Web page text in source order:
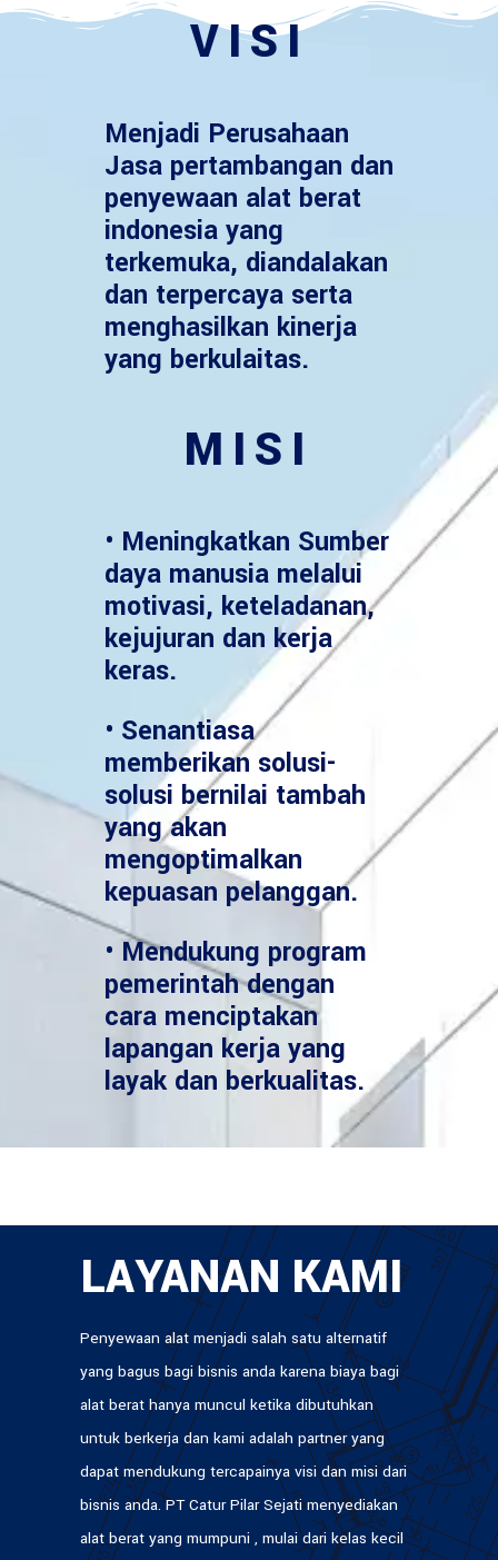
VISI
Menjadi Perusahaan
Jasa pertambangan dan
penyewaan alat berat
indonesia yang
terkemuka, diandalakan
dan terpercaya serta
menghasilkan kinerja
yang berkulaitas.
MISI
• Meningkatkan Sumber
daya manusia melalui
motivasi, keteladanan,
kejujuran dan kerja
keras.
• Senantiasa
memberikan solusi-
solusi bernilai tambah
yang akan
mengoptimalkan
kepuasan pelanggan.
• Mendukung program
pemerintah dengan
cara menciptakan
lapangan kerja yang
layak dan berkualitas.
LAYANAN KAMI
Penyewaan alat menjadi salah satu alternatif
yang bagus bagi bisnis anda karena biaya bagi
alat berat hanya muncul ketika dibutuhkan
untuk berkerja dan kami adalah partner yang
dapat mendukung tercapainya visi dan misi dari
bisnis anda. PT Catur Pilar Sejati menyediakan
alat berat yang mumpuni , mulai dari kelas kecil